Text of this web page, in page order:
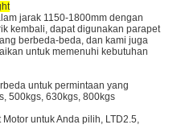
jarak 1150-1800mm dengan
kembali, dapat digunakan parapet
berbeda-beda, dan kami juga
untuk memenuhi kebutuhan
untuk permintaan yang
500kgs, 630kgs, 800kgs
untuk Anda pilih, LTD2.5,